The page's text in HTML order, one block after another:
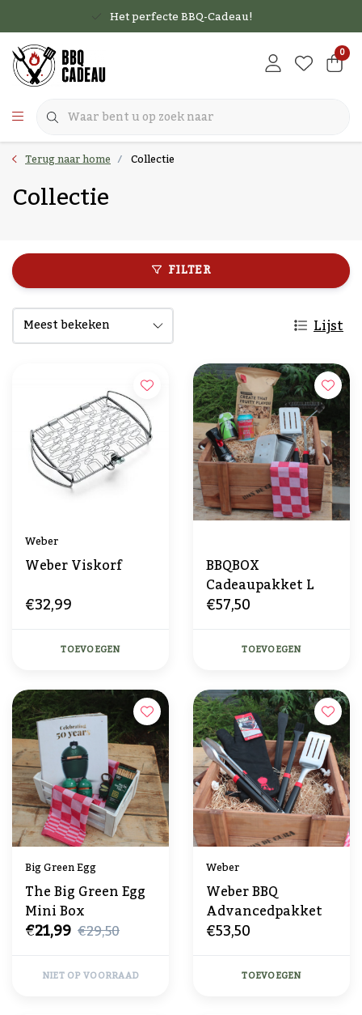
Het perfecte BBQ-Cadeau!
0
Terug naar home Collectie
Collectie
FILTER
Lijst
Weber
Weber Viskorf
€32,99
TOEVOEGEN
BBQBOX
Cadeaupakket L
€57,50
TOEVOEGEN
Big Green Egg
The Big Green Egg
Mini Box
€21,99 €29,50
NIET OP VOORRAAD
Weber
Weber BBQ
Advancedpakket
€53,50
TOEVOEGEN